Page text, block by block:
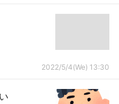
2022/5/4(We) 13:30